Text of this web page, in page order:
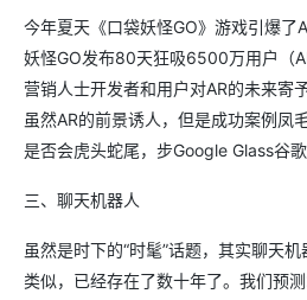
今年夏天《口袋妖怪GO》游戏引爆了
妖怪GO发布80天狂吸6500万用户（
营销人士开发者和用户对AR的未来寄
虽然AR的前景诱人，但是成功案例凤
是否会虎头蛇尾，步Google Glass谷
三、聊天机器人
虽然是时下的“时髦”话题，其实聊天
类似，已经存在了数十年了。我们预